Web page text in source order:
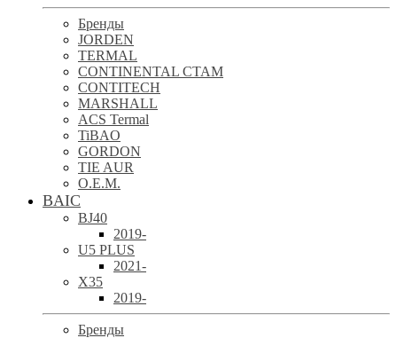
Бренды
JORDEN
TERMAL
CONTINENTAL CTAM
CONTITECH
MARSHALL
ACS Termal
TiBAO
GORDON
TIE AUR
O.E.M.
BAIC
BJ40
2019-
U5 PLUS
2021-
X35
2019-
Бренды